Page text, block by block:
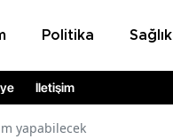
Politika Sağlık
İletişim
yapabilecek